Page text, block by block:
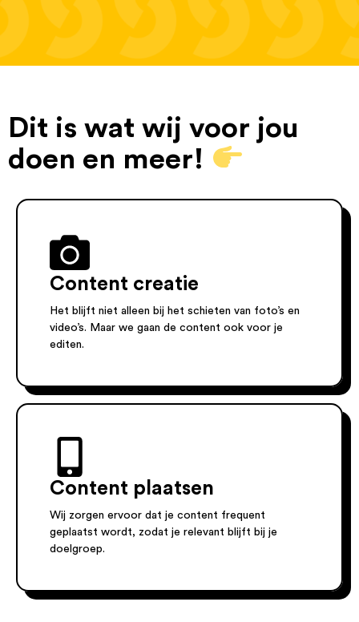
Dit is wat wij voor jou
doen en meer!
Content creatie
Het blijft niet alleen bij het schieten van foto’s en
video’s. Maar we gaan de content ook voor je
editen.
Content plaatsen
Wij zorgen ervoor dat je content frequent
geplaatst wordt, zodat je relevant blijft bij je
doelgroep.